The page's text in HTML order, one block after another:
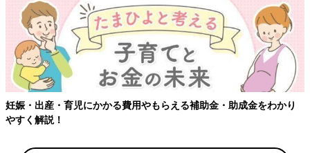
妊娠・出産・育児にかかる費用やもらえる補助金・助成金をわかり
やすく解説！